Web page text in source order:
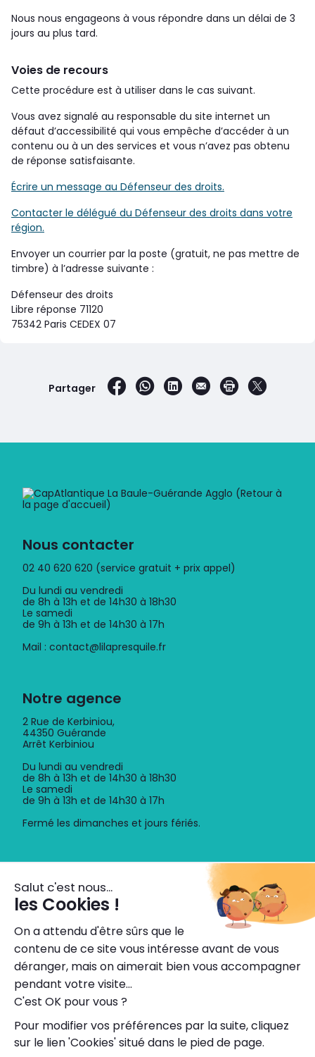
Nous nous engageons à vous répondre dans un délai de 3
jours au plus tard.
Voies de recours
Cette procédure est à utiliser dans le cas suivant.
Vous avez signalé au responsable du site internet un
défaut d’accessibilité qui vous empêche d’accéder à un
contenu ou à un des services et vous n’avez pas obtenu
de réponse satisfaisante.
Écrire un message au Défenseur des droits.
Contacter le délégué du Défenseur des droits dans votre
région.
Envoyer un courrier par la poste (gratuit, ne pas mettre de
timbre) à l’adresse suivante :
Défenseur des droits
Libre réponse 71120
75342 Paris CEDEX 07
Partager sur Facebook
par WhatsApp
sur LinkedInpar e-mailImprimer la
sur X
Nous contacter
02 40 620 620 (service gratuit + prix appel)
Du lundi au vendredi
de 8h à 13h et de 14h30 à 18h30
Le samedi
de 9h à 13h et de 14h30 à 17h
Mail : contact@lilapresquile.fr
Notre agence
2 Rue de Kerbiniou,
44350 Guérande
Arrêt Kerbiniou
Du lundi au vendredi
de 8h à 13h et de 14h30 à 18h30
Le samedi
de 9h à 13h et de 14h30 à 17h
Fermé les dimanches et jours fériés.
Horaires, itinéraires, titres de transport dématérialisés,
info trafic.
Accessibilité : partiellement conforme